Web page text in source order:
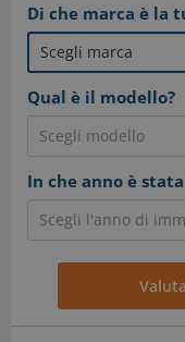
Di che marca è la
Qual è il modello?
In che anno è